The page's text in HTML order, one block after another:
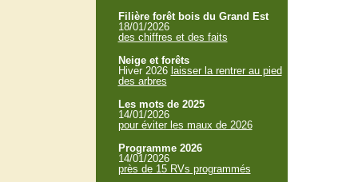
Filière forêt bois du Grand Est
18/01/2026
des chiffres et des faits
Neige et forêts
Hiver 2026 laisser la rentrer au pied
des arbres
Les mots de 2025
14/01/2026
pour éviter les maux de 2026
Programme 2026
14/01/2026
près de 15 RVs programmés